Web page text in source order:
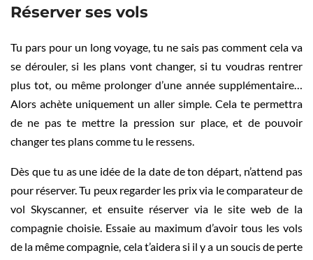
Réserver ses vols
Tu pars pour un long voyage, tu ne sais pas comment cela va
se dérouler, si les plans vont changer, si tu voudras rentrer
plus tot, ou même prolonger d’une année supplémentaire…
Alors achète uniquement un aller simple. Cela te permettra
de ne pas te mettre la pression sur place, et de pouvoir
changer tes plans comme tu le ressens.
Dès que tu as une idée de la date de ton départ, n’attend pas
pour réserver. Tu peux regarder les prix via le comparateur de
vol Skyscanner, et ensuite réserver via le site web de la
compagnie choisie. Essaie au maximum d’avoir tous les vols
de la même compagnie, cela t’aidera si il y a un soucis de perte